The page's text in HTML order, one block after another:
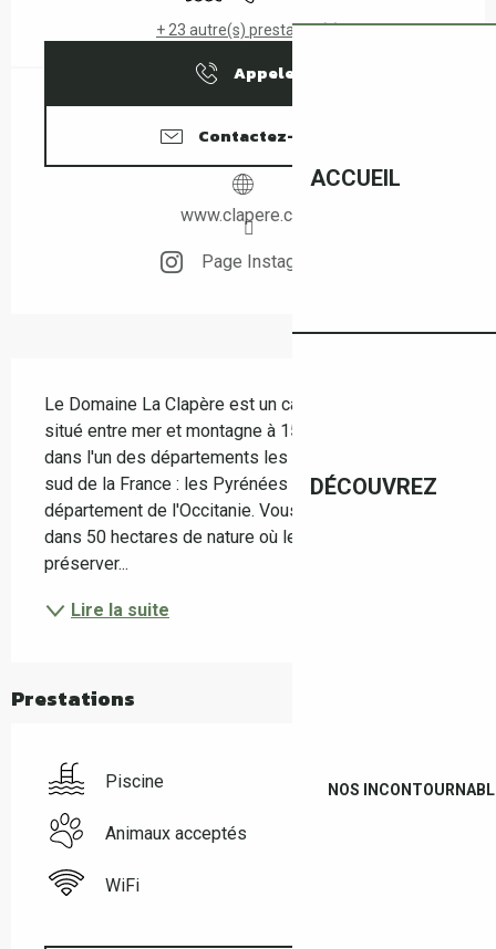
ACCUEIL
DÉCOUVREZ
NOS
+ 23 autre(s) prestation(s)
Appeler
Contactez-nous
www.clapere.com
Page Instagram
Le Domaine La Clapère est un camping naturiste
situé entre mer et montagne à 150 mètres d'altitude
dans l'un des départements les plus ensoleillés du
sud de la France : les Pyrénées Orientales,
département de l'Occitanie. Vous serez accueillis
dans 50 hectares de nature où le confort a su
préserver...
Lire la suite
Prestations
Piscine
Animaux acceptés
WiFi